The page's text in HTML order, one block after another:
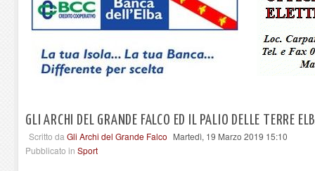
GLI ARCHI DEL GRANDE FALCO ED IL PALIO DELLE TERRE
Scritto da Gli Archi del Grande Falco Martedì, 19 Marzo 2019 15:10
Pubblicato in Sport